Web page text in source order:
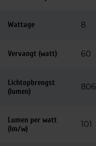
Wattage 8
Vervangt (watt) 60
Lichtopbrengst
(lumen)
806
Lumen per watt
(lm/w)
101